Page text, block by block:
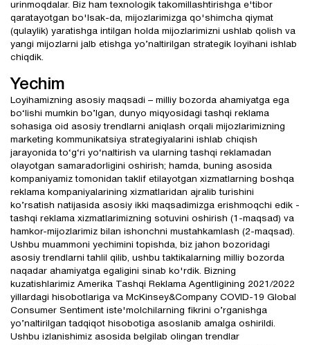
urinmoqdalar. Biz ham texnologik takomillashtirishga e'tibor
qaratayotgan bo'lsak-da, mijozlarimizga qo'shimcha qiymat
(qulaylik) yaratishga intilgan holda mijozlarimizni ushlab qolish va
yangi mijozlarni jalb etishga yo’naltirilgan strategik loyihani ishlab
chiqdik.
Yechim
Loyihamizning asosiy maqsadi – milliy bozorda ahamiyatga ega
bo‘lishi mumkin bo’lgan, dunyo miqyosidagi tashqi reklama
sohasiga oid asosiy trendlarni aniqlash orqali mijozlarimizning
marketing kommunikatsiya strategiyalarini ishlab chiqish
jarayonida to‘g‘ri yo‘naltirish va ularning tashqi reklamadan
olayotgan samaradorligini oshirish; hamda, buning asosida
kompaniyamiz tomonidan taklif etilayotgan xizmatlarning boshqa
reklama kompaniyalarining xizmatlaridan ajralib turishini
ko’rsatish natijasida asosiy ikki maqsadimizga erishmoqchi edik -
tashqi reklama xizmatlarimizning sotuvini oshirish (1-maqsad) va
hamkor-mijozlarimiz bilan ishonchni mustahkamlash (2-maqsad).
Ushbu muammoni yechimini topishda, biz jahon bozoridagi
asosiy trendlarni tahlil qilib, ushbu taktikalarning milliy bozorda
naqadar ahamiyatga egaligini sinab ko'rdik. Bizning
kuzatishlarimiz Amerika Tashqi Reklama Agentligining 2021/2022
yillardagi hisobotlariga va McKinsey&Company COVID-19 Global
Consumer Sentiment iste'molchilarning fikrini o’rganishga
yo’naltirilgan tadqiqot hisobotiga asoslanib amalga oshirildi.
Ushbu izlanishimiz asosida belgilab olingan trendlar